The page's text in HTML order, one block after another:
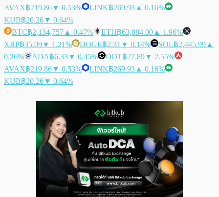
AVAX฿219.86▼ 0.53% LINK฿269.93 ▲ 0.16%
KUB฿20.26▼ 0.64%
BTC฿2,134,757 ▲ 0.47% ETH฿63,084.00 ▲ 1.96%
XRP฿35.09▼ 1.21% DOGE฿2.31 ▼ 0.14% SOL฿2,445.99 ▲
0.26%
ADA฿6.33▼ 0.45% DOT฿27.89▼ 2.55%
AVAX฿219.86▼ 0.53% LINK฿269.93 ▲ 0.16%
KUB฿20.26▼ 0.64%